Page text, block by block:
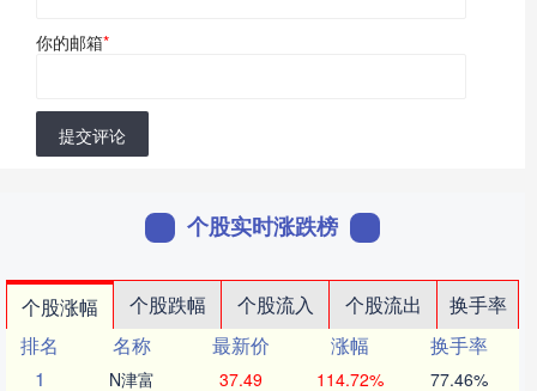
你的邮箱*
提交评论
个股实时涨跌榜
个股涨幅 个股跌幅 个股流入 个股流出
换手率
排名
名称 最新价 涨幅
换手率
1
N津富 37.49 114.72% 77.46%